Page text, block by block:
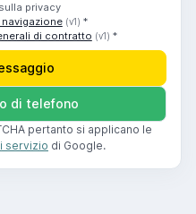
privacy
(v1) *
di contratto (v1) *
di telefono
pertanto si applicano le
servizio di Google.